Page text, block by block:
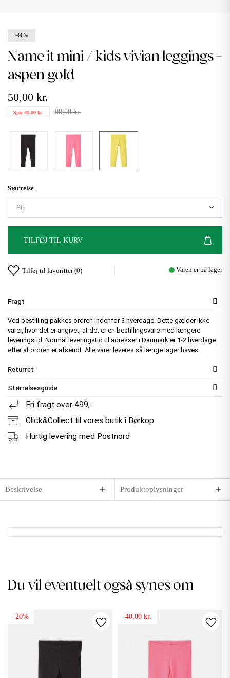
-44 %
name it mini / kids vivian leggings -
aspen gold
50,00 kr.
Spar 40,00 kr. 90,00 kr.
Størrelse
TILFØJ TIL KURV
Tilføj til favoritter (0) Varen er på lager
Fragt
Ved bestilling pakkes ordren indenfor 3 hverdage. Dette gælder ikke
varer, hvor det er angivet, at det er en bestillingsvare med længere
leveringstid. Normal leveringstid til adresser i Danmark er 1-2 hverdage
efter at ordren er afsendt. Alle varer leveres så længe lager haves.
Returret
Størrelsesguide
Fri fragt over 499,-
Click&Collect til vores butik i Børkop
Hurtig levering med Postnord
Beskrivelse Produktoplysninger
Du vil eventuelt også synes om
-20% -40,00 kr.